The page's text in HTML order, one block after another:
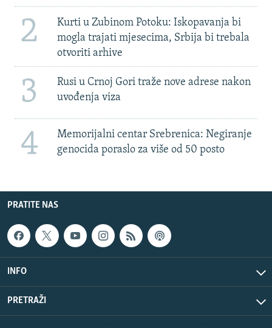
2
Kurti u Zubinom Potoku: Iskopavanja bi
mogla trajati mjesecima, Srbija bi trebala
otvoriti arhive
3
Rusi u Crnoj Gori traže nove adrese nakon
uvođenja viza
4
Memorijalni centar Srebrenica: Negiranje
genocida poraslo za više od 50 posto
PRATITE NAS
INFO
PRETRAŽI